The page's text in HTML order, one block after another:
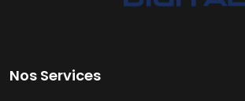
Nos Services